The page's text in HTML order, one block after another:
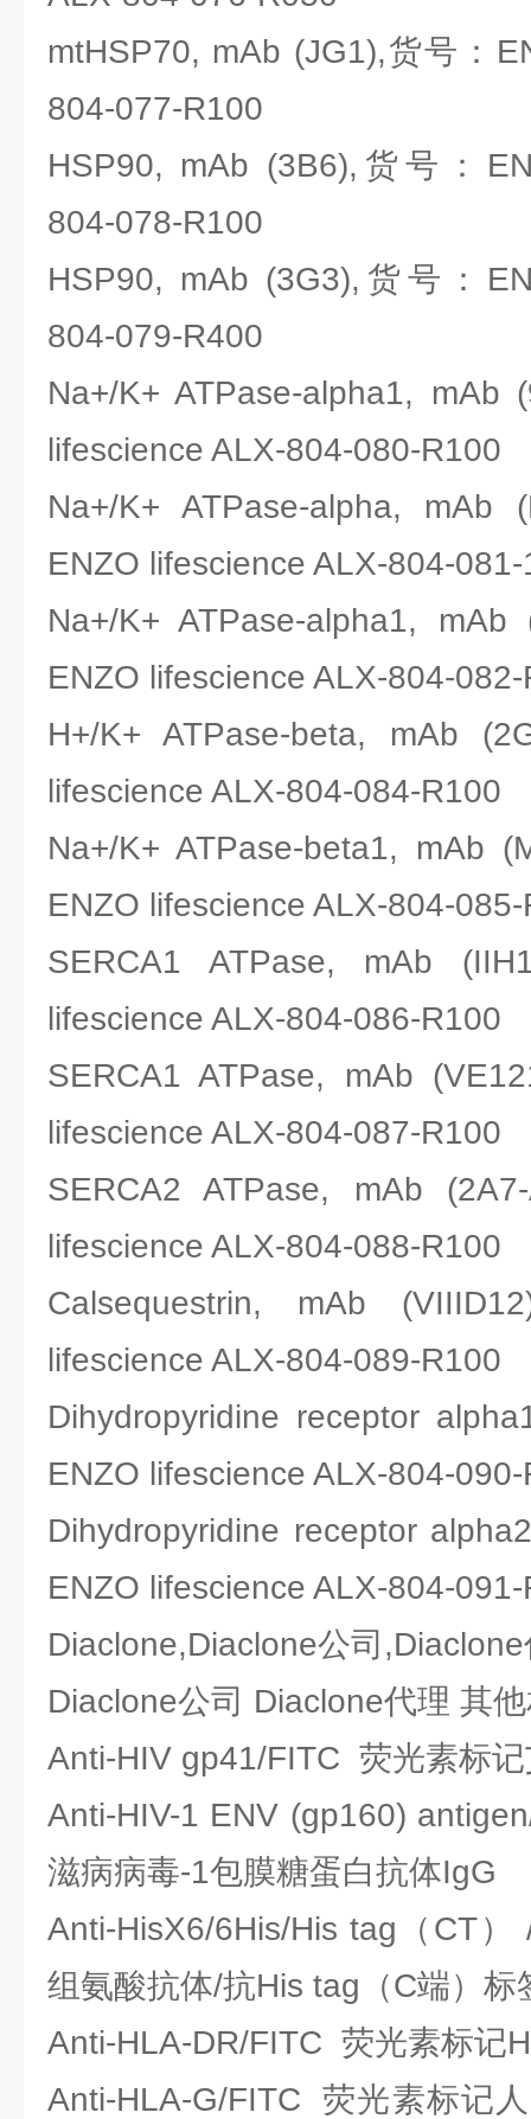
mtHSP70, mAb (JG1),货号：
804-077-R100
HSP90, mAb (3B6),货号：
804-078-R100
HSP90, mAb (3G3),货号：
804-079-R400
Na+/K+ ATPase-alpha1,
lifescience ALX-804-080-R100
Na+/K+ ATPase-alpha, mAb
ENZO lifescience ALX-804-081-
Na+/K+ ATPase-alpha1,
ENZO lifescience ALX-804-
H+/K+ ATPase-beta, mAb
lifescience ALX-804-084-R100
Na+/K+ ATPase-beta1, mAb
ENZO lifescience ALX-804-
SERCA1 ATPase, mAb
lifescience ALX-804-086-R100
SERCA1 ATPase, mAb
lifescience ALX-804-087-R100
SERCA2 ATPase, mAb
lifescience ALX-804-088-R100
Calsequestrin, mAb
lifescience ALX-804-089-R100
Dihydropyridine receptor
ENZO lifescience ALX-804-
Dihydropyridine receptor
ENZO lifescience ALX-804-
Diaclone,Diaclone公司
Diaclone公司 Diaclone代理 其
Anti-HIV gp41/FITC 荧光素标
Anti-HIV-1 ENV (gp160)
滋病病毒-1包膜糖蛋白抗体IgG
Anti-HisX6/6His/His tag（CT
组氨酸抗体/抗His tag（C端）标
Anti-HLA-DR/FITC 荧光素标记
Anti-HLA-G/FITC 荧光素标记